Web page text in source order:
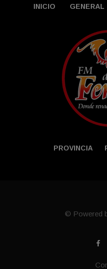
INICIO GENERAL
PROVINCIA
© Powered